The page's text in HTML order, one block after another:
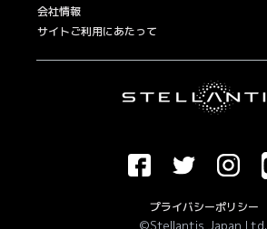
会社情報
サイトご利用にあたって
©Stellantis Japan Ltd.
プライバシーポリシー